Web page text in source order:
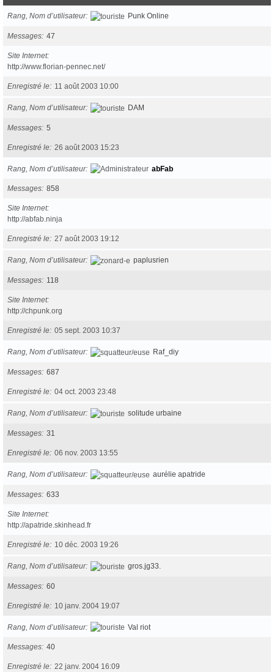
Rang, Nom d’utilisateur Punk Online
Messages 47
Site Internet
http://www.florian-pennec.net/
Enregistré le 11 août 2003 10:00
Rang, Nom d’utilisateur DAM
Messages 5
Enregistré le 26 août 2003 15:23
Rang, Nom d’utilisateur abFab
Messages 858
Site Internet
http://abfab.ninja
Enregistré le 27 août 2003 19:12
Rang, Nom d’utilisateur paplusrien
Messages 118
Site Internet
http://chpunk.org
Enregistré le 05 sept. 2003 10:37
Rang, Nom d’utilisateur Raf_diy
Messages 687
Enregistré le 04 oct. 2003 23:48
Rang, Nom d’utilisateur solitude urbaine
Messages 31
Enregistré le 06 nov. 2003 13:55
Rang, Nom d’utilisateur aurélie apatride
Messages 633
Site Internet
http://apatride.skinhead.fr
Enregistré le 10 déc. 2003 19:26
Rang, Nom d’utilisateur gros.jg33.
Messages 60
Enregistré le 10 janv. 2004 19:07
Rang, Nom d’utilisateur Val riot
Messages 40
Enregistré le 22 janv. 2004 16:09